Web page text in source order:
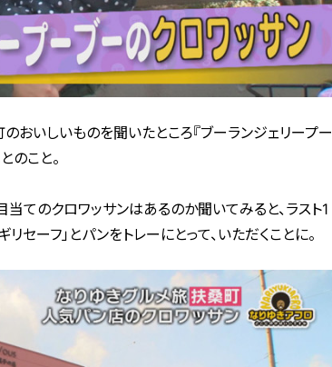
おいしいものを聞いたところ『ブーランジェリープー
のこと。
てのクロワッサンはあるのか聞いてみると、ラスト1
セーフ」とパンをトレーにとって、いただくことに。